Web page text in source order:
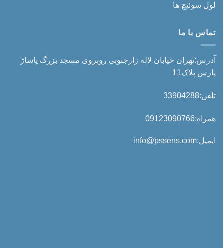
لول سوئیچ ها
تماس با ما
آدرس:تهران خیابان لاله زارجنوبی روبروی مسجد بزرگ پاساژ
پارس پلاک11
تلفن:33904288
همراه:09123090766
ایمیل:info@pssens.com